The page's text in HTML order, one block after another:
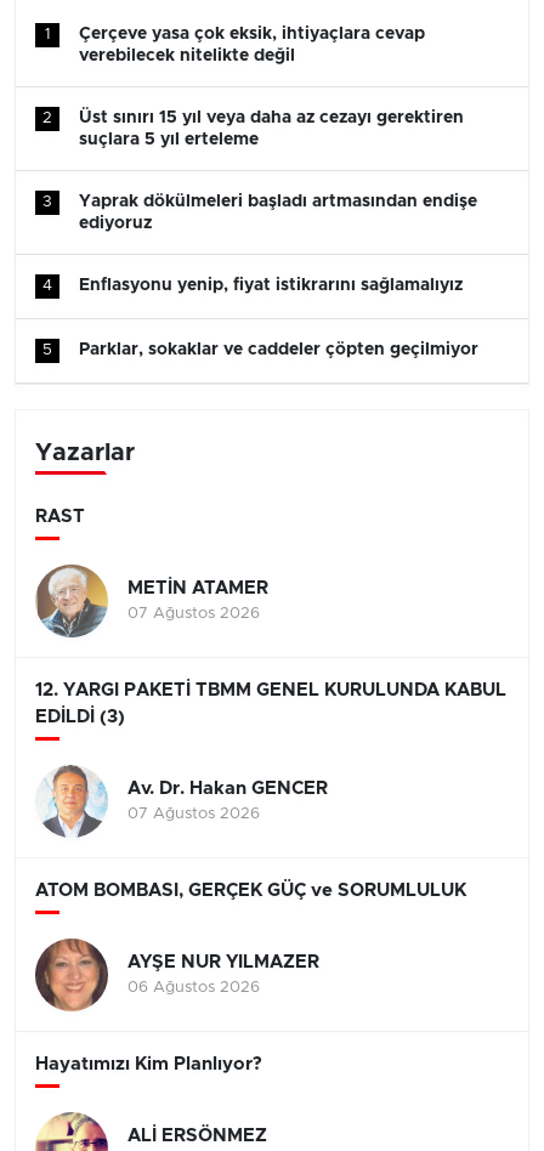
1
Çerçeve yasa çok eksik, ihtiyaçlara cevap
verebilecek nitelikte değil
2
Üst sınırı 15 yıl veya daha az cezayı gerektiren
suçlara 5 yıl erteleme
3
Yaprak dökülmeleri başladı artmasından endişe
ediyoruz
4 Enflasyonu yenip, fiyat istikrarını sağlamalıyız
5 Parklar, sokaklar ve caddeler çöpten geçilmiyor
Yazarlar
RAST
METİN ATAMER
07 Ağustos 2026
12. YARGI PAKETİ TBMM GENEL KURULUNDA KABUL
EDİLDİ (3)
Av. Dr. Hakan GENCER
07 Ağustos 2026
ATOM BOMBASI, GERÇEK GÜÇ ve SORUMLULUK
AYŞE NUR YILMAZER
06 Ağustos 2026
Hayatımızı Kim Planlıyor?
ALİ ERSÖNMEZ